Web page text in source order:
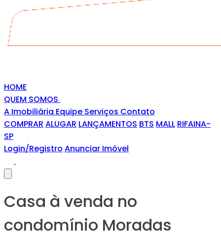
HOME
QUEM SOMOS
A Imobiliária Equipe Serviços Contato
COMPRAR ALUGAR LANÇAMENTOS BTS MALL RIFAINA-
SP
Login/Registro Anunciar Imóvel
Casa à venda no
condomínio Moradas